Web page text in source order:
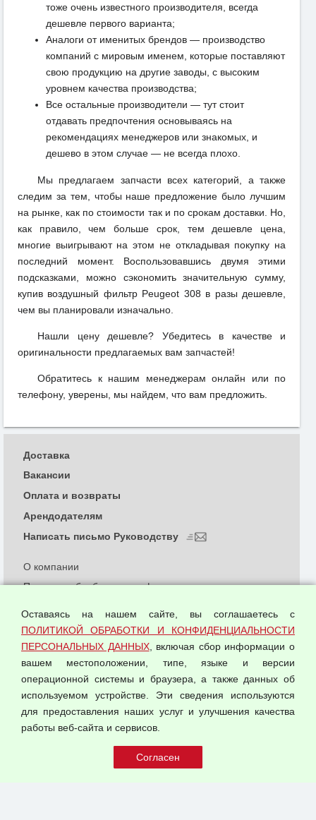
тоже очень известного производителя, всегда
дешевле первого варианта;
Аналоги от именитых брендов — производство
компаний с мировым именем, которые поставляют
свою продукцию на другие заводы, с высоким
уровнем качества производства;
Все остальные производители — тут стоит
отдавать предпочтения основываясь на
рекомендациях менеджеров или знакомых, и
дешево в этом случае — не всегда плохо.
Мы предлагаем запчасти всех категорий, а также
следим за тем, чтобы наше предложение было лучшим
на рынке, как по стоимости так и по срокам доставки. Но,
как правило, чем больше срок, тем дешевле цена,
многие выигрывают на этом не откладывая покупку на
последний момент. Воспользовавшись двумя этими
подсказками, можно сэкономить значительную сумму,
купив воздушный фильтр Peugeot 308 в разы дешевле,
чем вы планировали изначально.
Нашли цену дешевле? Убедитесь в качестве и
оригинальности предлагаемых вам запчастей!
Обратитесь к нашим менеджерам онлайн или по
телефону, уверены, мы найдем, что вам предложить.
© 2026 ООО "Феникс"
О компании
Политика обработки и конфиденциальности
Согласием на обработку персональных данных
Оферта оптовой купли-продажи
Публичная оферта
Доставка
Вакансии
Оплата и возвраты
Арендодателям
Написать письмо Руководству
Оставаясь на нашем сайте, вы соглашаетесь с
ПОЛИТИКОЙ ОБРАБОТКИ И КОНФИДЕНЦИАЛЬНОСТИ
ПЕРСОНАЛЬНЫХ ДАННЫХ, включая сбор информации о
вашем местоположении, типе, языке и версии
операционной системы и браузера, а также данных об
используемом устройстве. Эти сведения используются
для предоставления наших услуг и улучшения качества
работы веб-сайта и сервисов.